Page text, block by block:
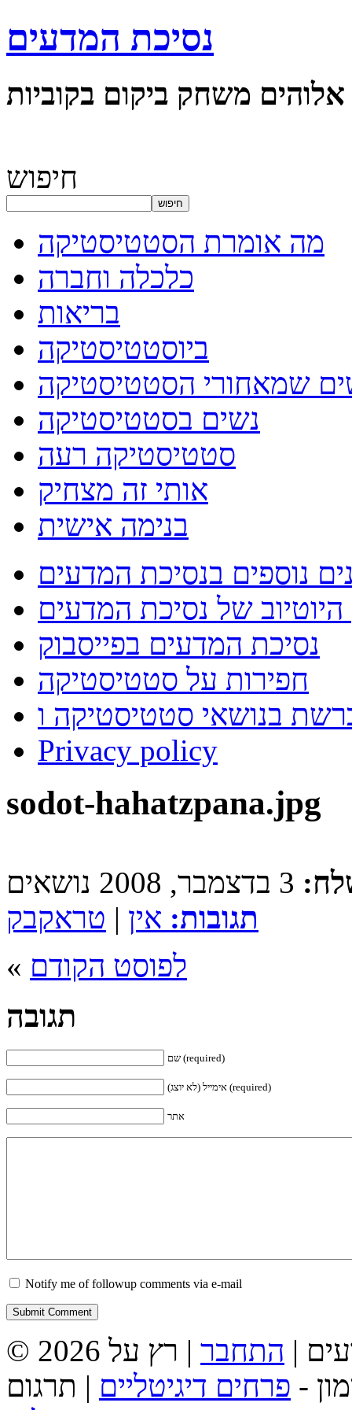
נסיכת המדעים
אלוהים משחק ביקום בקוביות
חיפוש
חיפוש
מה אומרת הסטטיסטיקה
כלכלה וחברה
בריאות
ביוסטטיסטיקה
שמאחורי הסטטיסטיקה
נשים בסטטיסטיקה
סטטיסטיקה רעה
אותי זה מצחיק
בנימה אישית
נוספים בנסיכת המדעים
היוטיוב של נסיכת המדעים
נסיכת המדעים בפייסבוק
חפירות על סטטיסטיקה
Privacy policy
sodot-hahatzpana.jpg
תגובות: אין | טראקבק
« לפוסט הקודם
תגובה
שם (required)
אימייל (לא יוצג) (required)
אתר
Notify me of followup comments via e-mail
| התחבר
- פרחים דיגיטליים | תרגום